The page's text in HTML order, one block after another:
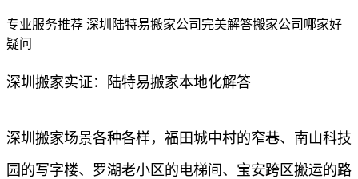
专业服务推荐 深圳陆特易搬家公司完美解答搬家公司哪家好
疑问
深圳搬家实证：陆特易搬家本地化解答
深圳搬家场景各种各样，福田城中村的窄巷、南山科技
园的写字楼、罗湖老小区的电梯间、宝安跨区搬运的路